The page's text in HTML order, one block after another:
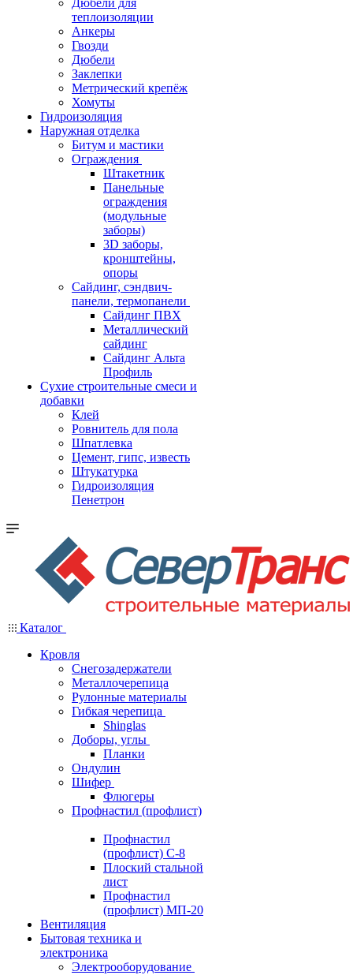
Дюбели для
теплоизоляции
Анкеры
Гвозди
Дюбели
Заклепки
Метрический крепёж
Хомуты
Гидроизоляция
Наружная отделка
Битум и мастики
Ограждения
Штакетник
Панельные
ограждения
(модульные
заборы)
3D заборы,
кронштейны,
опоры
Cайдинг, сэндвич-
панели, термопанели
Сайдинг ПВХ
Металлический
сайдинг
Сайдинг Альта
Профиль
Сухие строительные смеси и
добавки
Клей
Ровнитель для пола
Шпатлевка
Цемент, гипс, известь
Штукатурка
Гидроизоляция
Пенетрон
Каталог
Кровля
Снегозадержатели
Металлочерепица
Рулонные материалы
Гибкая черепица
Shinglas
Доборы, углы
Планки
Ондулин
Шифер
Флюгеры
Профнастил (профлист)
Профнастил
(профлист) С-8
Плоский стальной
лист
Профнастил
(профлист) МП-20
Вентиляция
Бытовая техника и
электроника
Электрооборудование